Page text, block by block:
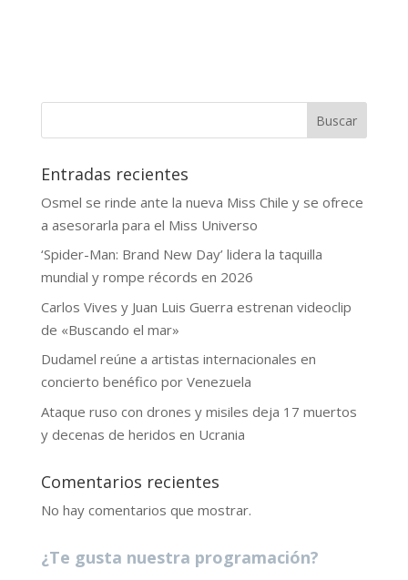
Buscar
Entradas recientes
Osmel se rinde ante la nueva Miss Chile y se ofrece
a asesorarla para el Miss Universo
‘Spider-Man: Brand New Day’ lidera la taquilla
mundial y rompe récords en 2026
Carlos Vives y Juan Luis Guerra estrenan videoclip
de «Buscando el mar»
Dudamel reúne a artistas internacionales en
concierto benéfico por Venezuela
Ataque ruso con drones y misiles deja 17 muertos
y decenas de heridos en Ucrania
Comentarios recientes
No hay comentarios que mostrar.
¿Te gusta nuestra programación?